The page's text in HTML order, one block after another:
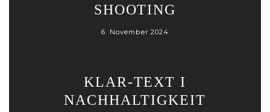
SHOOTING
6. November 2024
KLAR-TEXT I
NACHHALTIGKEIT